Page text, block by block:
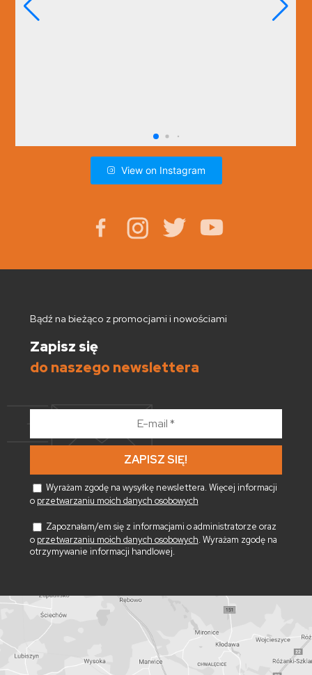
View on Instagram
Bądź na bieżąco z promocjami i nowościami
Zapisz się
do naszego newslettera
*
Wyrażam zgodę na wysyłkę newslettera. Więcej informacji
o przetwarzaniu moich danych osobowych
Zapoznałam/em się z informacjami o administratorze oraz
o przetwarzaniu moich danych osobowych. Wyrażam zgodę na
otrzymywanie informacji handlowej.